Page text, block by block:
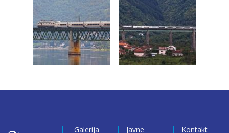
Galerija
Javne Kontakt